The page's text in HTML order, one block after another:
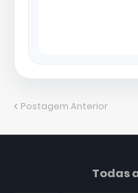
Postagem Anterior
Todas